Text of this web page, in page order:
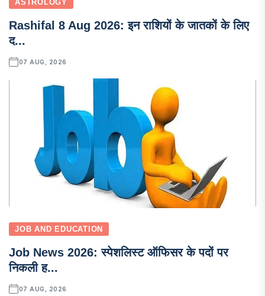
ASTROLOGY
Rashifal 8 Aug 2026: इन राशियों के जातकों के लिए
द...
07 AUG, 2026
JOB AND EDUCATION
Job News 2026: स्पेशलिस्ट ऑफिसर के पदों पर
निकली ह...
07 AUG, 2026